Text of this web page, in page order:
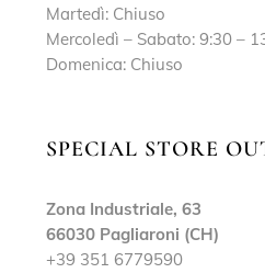
Martedì: Chiuso
Mercoledì – Sabato: 9:30 –
Domenica: Chiuso
SPECIAL STORE
Zona Industriale, 63
66030 Pagliaroni (CH)
+39 351 6779590